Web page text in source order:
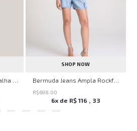
SHOP NOW
Bermuda Jeans Ampla Rockford John John Feminina
R$698 00
6x de R$ 116 , 33